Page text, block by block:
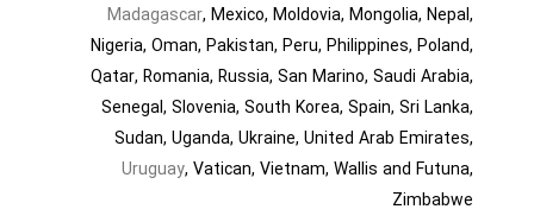
Madagascar, Mexico, Moldovia, Mongolia, Nepal,
Nigeria, Oman, Pakistan, Peru, Philippines, Poland,
Qatar, Romania, Russia, San Marino, Saudi Arabia,
Senegal, Slovenia, South Korea, Spain, Sri Lanka,
Sudan, Uganda, Ukraine, United Arab Emirates,
Uruguay, Vatican, Vietnam, Wallis and Futuna,
Zimbabwe